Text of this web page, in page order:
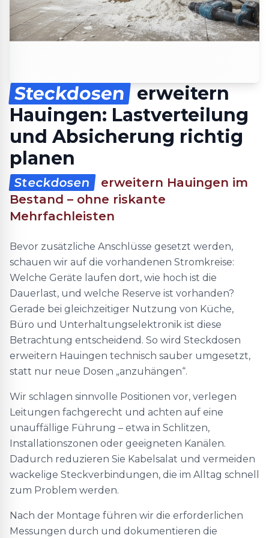
Steckdosen
erweitern
Hauingen: Lastverteilung
und Absicherung richtig
planen
Steckdosen
erweitern Hauingen im
Bestand – ohne riskante
Mehrfachleisten
Bevor zusätzliche Anschlüsse gesetzt werden,
schauen wir auf die vorhandenen Stromkreise:
Welche Geräte laufen dort, wie hoch ist die
Dauerlast, und welche Reserve ist vorhanden?
Gerade bei gleichzeitiger Nutzung von Küche,
Büro und Unterhaltungselektronik ist diese
Betrachtung entscheidend. So wird Steckdosen
erweitern Hauingen technisch sauber umgesetzt,
statt nur neue Dosen „anzuhängen“.
Wir schlagen sinnvolle Positionen vor, verlegen
Leitungen fachgerecht und achten auf eine
unauffällige Führung – etwa in Schlitzen,
Installationszonen oder geeigneten Kanälen.
Dadurch reduzieren Sie Kabelsalat und vermeiden
wackelige Steckverbindungen, die im Alltag schnell
zum Problem werden.
Nach der Montage führen wir die erforderlichen
Messungen durch und dokumentieren die